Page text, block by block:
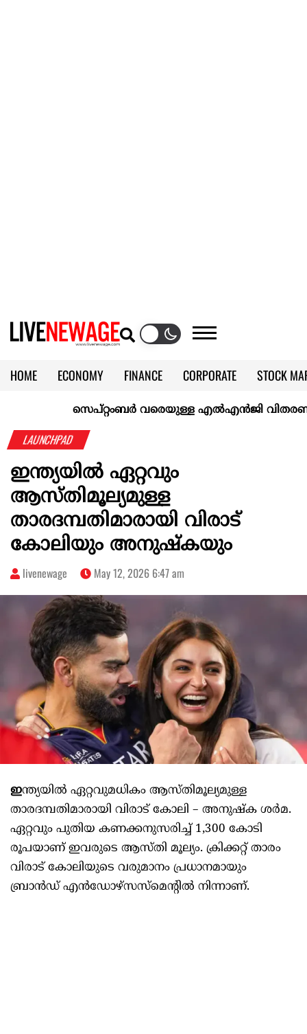
HOME ECONOMY FINANCE CORPORATE
STOCK
KERALA @70
സെപ്റ്റംബർ വരെയുള്ള എൽഎൻജി വിതരണം
LAUNCHPAD
ഇന്ത്യയിൽ ഏറ്റവും
ആസ്തിമൂല്യമുള്ള
താരദമ്പതിമാരായി വിരാട്
കോലിയും അനുഷ്‌കയും
livenewage May 12, 2026 6:47 am
ഇന്ത്യയിൽ ഏറ്റവുമധികം ആസ്തിമൂല്യമുള്ള
താരദമ്പതിമാരായി വിരാട് കോലി – അനുഷ്‌ക ശർമ.
ഏറ്റവും പുതിയ കണക്കനുസരിച്ച് 1,300 കോടി
രൂപയാണ് ഇവരുടെ ആസ്തി മൂല്യം. ക്രിക്കറ്റ് താരം
വിരാട് കോലിയുടെ വരുമാനം പ്രധാനമായും
ബ്രാൻഡ് എൻഡോഴ്‌സസ്‌മെന്റിൽ നിന്നാണ്.